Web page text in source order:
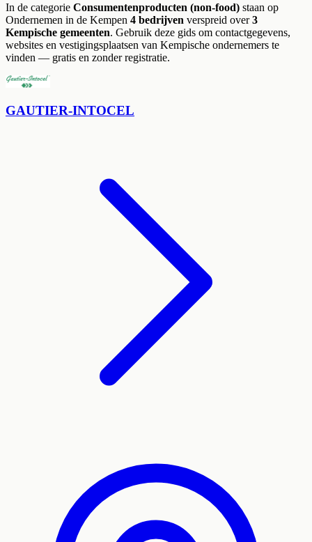
In de categorie Consumentenproducten (non-food) staan op
Ondernemen in de Kempen 4 bedrijven verspreid over3
Kempische gemeenten. Gebruik deze gids om contactgegevens,
websites en vestigingsplaatsen van Kempische ondernemers te
vinden — gratis en zonder registratie.
GAUTIER-INTOCEL